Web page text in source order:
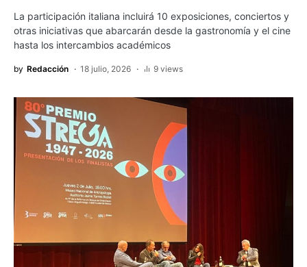
La participación italiana incluirá 10 exposiciones, conciertos y
otras iniciativas que abarcarán desde la gastronomía y el cine
hasta los intercambios académicos
by Redacción 18 julio, 2026 9 views